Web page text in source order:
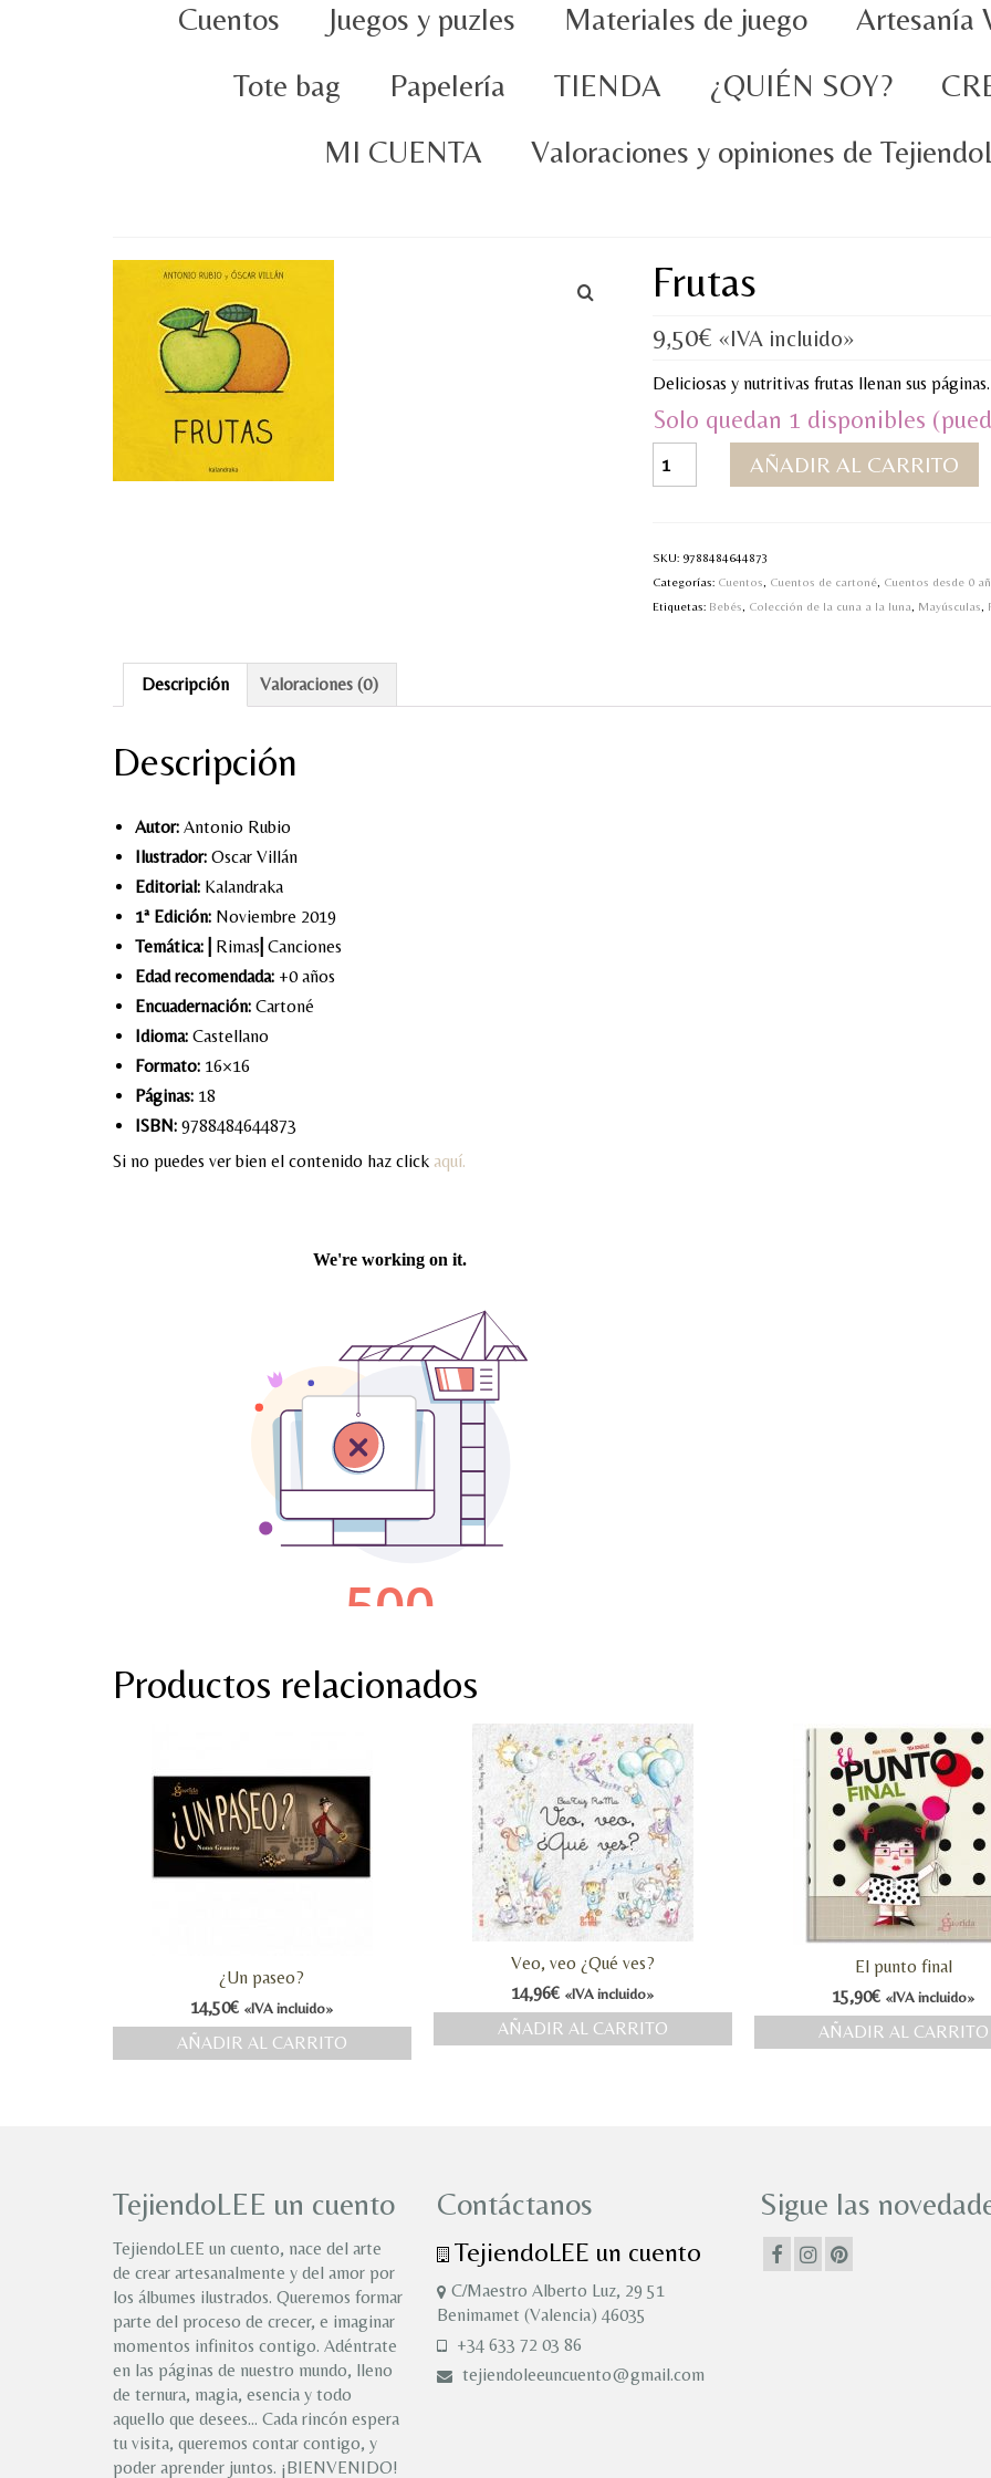
Cuentos Juegos y puzles Materiales de juego Artesanía
Tote bag
Papelería TIENDA ¿QUIÉN SOY?
MI CUENTA
Valoraciones y opiniones de
Frutas
9,50€ «IVA incluido»
Deliciosas y nutritivas frutas llenan sus
Solo quedan 1 disponibles
cantidad
AÑADIR AL CARRITO
SKU: 9788484644873
Categorías: Cuentos Cuentos de cartoné, Cuentos desde 0
Etiquetas: Bebés Colección de la cuna a la luna Mayúsculas
Descripción Valoraciones (0)
Descripción
Autor: Antonio Rubio
Ilustrador: Oscar Villán
Editorial: Kalandraka
1ª Edición: Noviembre 2019
Temática:
Rimas Canciones
Edad recomendada: +0 años
Encuadernación: Cartoné
Idioma: Castellano
Formato: 16×16
Páginas: 18
ISBN: 9788484644873
Si no puedes ver bien el contenido haz click aquí.
Productos relacionados
¿Un paseo?
14,50€ «IVA incluido»
AÑADIR AL CARRITO
Veo, veo ¿Qué ves?
14,96€ «IVA incluido»
AÑADIR AL CARRITO
El punto final
15,90€ «IVA incluido»
AÑADIR AL CARRITO
TejiendoLEE un cuento
TejiendoLEE un cuento, nace del arte
de crear artesanalmente y del amor por
los álbumes ilustrados. Queremos formar
parte del proceso de crecer, e imaginar
momentos infinitos contigo. Adéntrate
en las páginas de nuestro mundo, lleno
de ternura, magia, esencia y todo
aquello que desees… Cada rincón espera
tu visita, queremos contar contigo, y
poder aprender juntos. ¡BIENVENIDO!
Contáctanos
TejiendoLEE un cuento
C/Maestro Alberto Luz, 29 51
Benimamet (Valencia) 46035
+34 633 72 03 86
tejiendoleeuncuento@gmail.com
Sigue las